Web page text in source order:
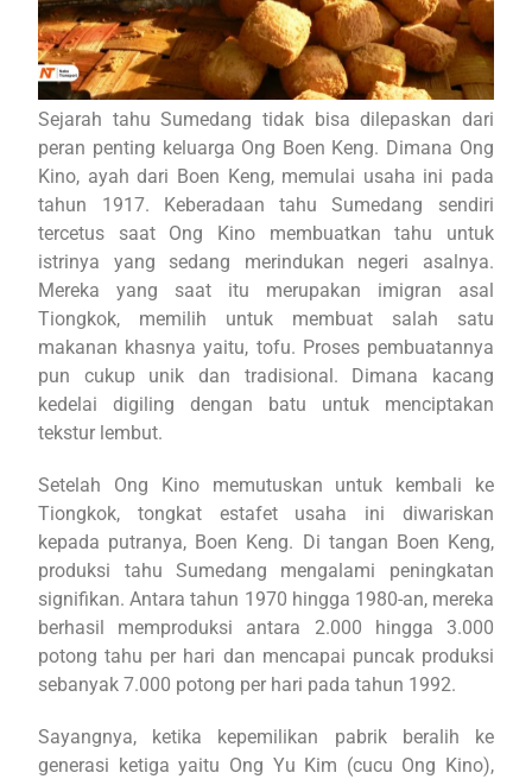
Sejarah tahu Sumedang tidak bisa dilepaskan dari
peran penting keluarga Ong Boen Keng. Dimana Ong
Kino, ayah dari Boen Keng, memulai usaha ini pada
tahun 1917. Keberadaan tahu Sumedang sendiri
tercetus saat Ong Kino membuatkan tahu untuk
istrinya yang sedang merindukan negeri asalnya.
Mereka yang saat itu merupakan imigran asal
Tiongkok, memilih untuk membuat salah satu
makanan khasnya yaitu, tofu. Proses pembuatannya
pun cukup unik dan tradisional. Dimana kacang
kedelai digiling dengan batu untuk menciptakan
tekstur lembut.
Setelah Ong Kino memutuskan untuk kembali ke
Tiongkok, tongkat estafet usaha ini diwariskan
kepada putranya, Boen Keng. Di tangan Boen Keng,
produksi tahu Sumedang mengalami peningkatan
signifikan. Antara tahun 1970 hingga 1980-an, mereka
berhasil memproduksi antara 2.000 hingga 3.000
potong tahu per hari dan mencapai puncak produksi
sebanyak 7.000 potong per hari pada tahun 1992.
Sayangnya, ketika kepemilikan pabrik beralih ke
generasi ketiga yaitu Ong Yu Kim (cucu Ong Kino),